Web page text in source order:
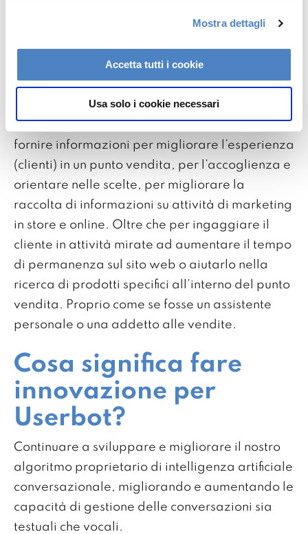
Mostra dettagli
Accetta tutti i cookie
Usa solo i cookie necessari
principali applicazioni
dei Digital Human in
ambito Retail?
Digital Human di Userbot viene utilizzato per
fornire informazioni per migliorare l’esperienza
(clienti) in un punto vendita, per l’accoglienza e
orientare nelle scelte, per migliorare la
raccolta di informazioni su attività di marketing
in store e online. Oltre che per ingaggiare il
cliente in attività mirate ad aumentare il tempo
di permanenza sul sito web o aiutarlo nella
ricerca di prodotti specifici all’interno del punto
vendita. Proprio come se fosse un assistente
personale o una addetto alle vendite.
Cosa significa fare
innovazione per
Userbot?
Continuare a sviluppare e migliorare il nostro
algoritmo proprietario di intelligenza artificiale
conversazionale, migliorando e aumentando le
capacità di gestione delle conversazioni sia
testuali che vocali.